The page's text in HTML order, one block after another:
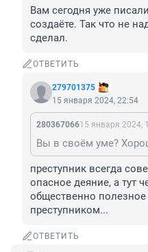
Вам сегодня уже
создаёте. Так что не
сделал.
ОТВЕТИТЬ
279701375
15 января 2024, 22:54
28036706615 января 2024,
преступник всегда
опасное деяние, а тут
общественно
преступником...
ОТВЕТИТЬ